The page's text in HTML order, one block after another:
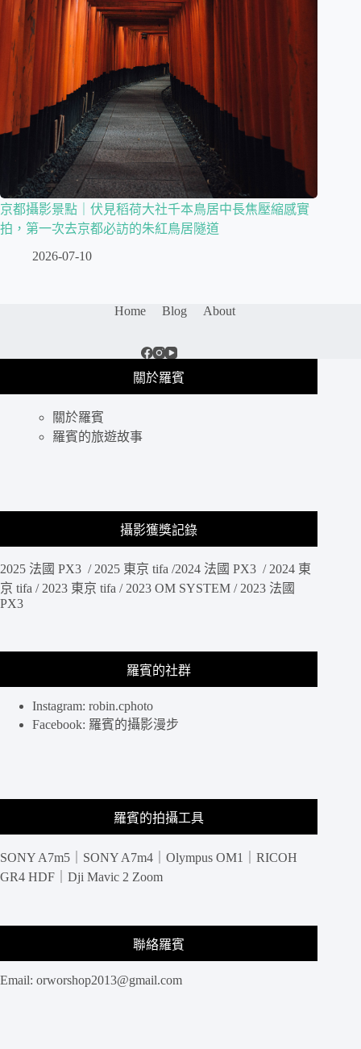
京都攝影景點｜伏見稻荷大社千本鳥居中長焦壓縮感實
拍，第一次去京都必訪的朱紅鳥居隧道
2026-07-10
Home Blog About
關於羅賓
關於羅賓
羅賓的旅遊故事
攝影獲獎記錄
2025 法國 PX3 / 2025 東京 tifa /2024 法國 PX3 / 2024 東
京 tifa / 2023 東京 tifa / 2023 OM SYSTEM / 2023 法國
PX3
羅賓的社群
Instagram: robin.cphoto
Facebook: 羅賓的攝影漫步
羅賓的拍攝工具
SONY A7m5｜SONY A7m4｜Olympus OM1｜RICOH
GR4 HDF｜Dji Mavic 2 Zoom
聯絡羅賓
Email: orworshop2013@gmail.com